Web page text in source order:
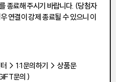
종료해 주시기 바랍니다. (당첨자
연결이 강제 종료될 수 있으니 이
> 1:1문의하기 > 상품문
문의 )